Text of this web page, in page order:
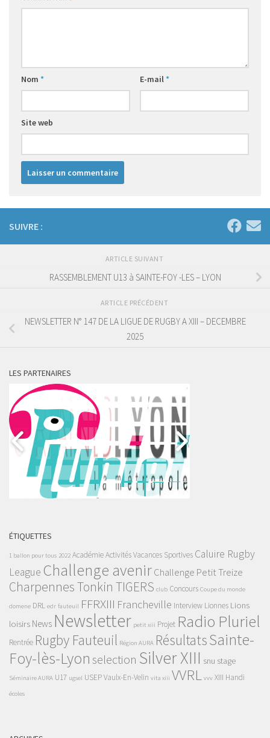
Nom * E-mail*
Site web
SUIVRE :
ARTICLE SUIVANT
RASSEMBLEMENT U13 à SAINTE-FOY -LES – LYON
ARTICLE PRÉCÉDENT
NEWSLETTER N° 147 DE LA LIGUE DE RUGBY A XIII – DECEMBRE
2025
LES PARTENAIRES
ÉTIQUETTES
1 ballon pour tous 2022 AcadémieActivités Vacances Sportives Caluire Rugby
League Challenge avenirChallenge Petit Treize
Charpennes Tonkin TIGERS club Concours Coupe du monde
domene DRL edr fauteuil FFRXIII Francheville Interview Lionnes Lions
loisirs News Newsletter petit xiii Projet Radio Pluriel
Rentrée Rugby Fauteuil Région AURA RésultatsSainte-
Foy-lès-Lyon selection Silver XIII snu stage
Séminaire AURA U17 ugsel USEPVaulx-En-Velin vita xiii VVRL vvv XIII Handi
écoles